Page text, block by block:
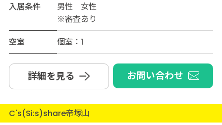
入居条件
男性 女性
※審査あり
空室
個室：1
詳細を見る お問い合わせ
C's(Si:s)share帝塚山